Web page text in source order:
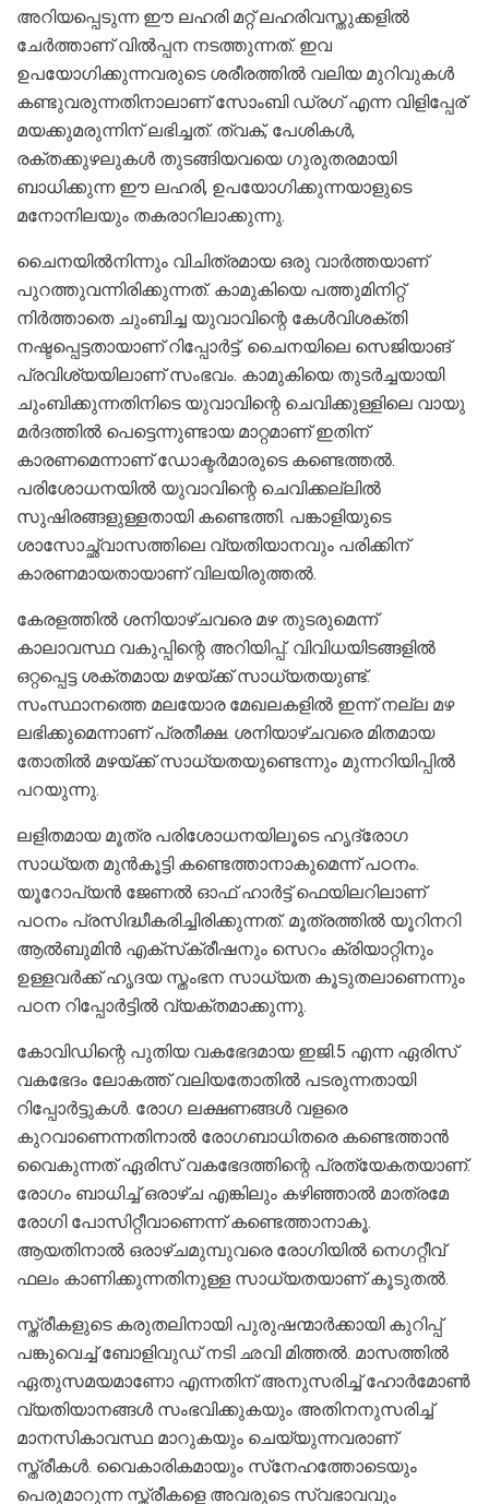
അറിയപ്പെടുന്ന ഈ ലഹരി മറ്റ് ലഹരിവസ്തുക്കളില്‍
ചേര്‍ത്താണ് വില്‍പ്പന നടത്തുന്നത്. ഇവ
ഉപയോഗിക്കുന്നവരുടെ ശരീരത്തില്‍ വലിയ മുറിവുകള്‍
കണ്ടുവരുന്നതിനാലാണ് സോംബി ഡ്രഗ് എന്ന വിളിപ്പേര്
മയക്കുമരുന്നിന് ലഭിച്ചത്. ത്വക്, പേശികള്‍,
രക്തക്കുഴലുകള്‍ തുടങ്ങിയവയെ ഗുരുതരമായി
ബാധിക്കുന്ന ഈ ലഹരി, ഉപയോഗിക്കുന്നയാളുടെ
മനോനിലയും തകരാറിലാക്കുന്നു.
ചൈനയില്‍നിന്നും വിചിത്രമായ ഒരു വാര്‍ത്തയാണ്
പുറത്തുവന്നിരിക്കുന്നത്. കാമുകിയെ പത്തുമിനിറ്റ്
നിര്‍ത്താതെ ചുംബിച്ച യുവാവിന്റെ കേള്‍വിശക്തി
നഷ്ടപ്പെട്ടതായാണ് റിപ്പോര്‍ട്ട്. ചൈനയിലെ സെജിയാങ്
പ്രവിശ്യയിലാണ് സംഭവം. കാമുകിയെ തുടര്‍ച്ചയായി
ചുംബിക്കുന്നതിനിടെ യുവാവിന്റെ ചെവിക്കുള്ളിലെ വായു
മര്‍ദത്തില്‍ പെട്ടെന്നുണ്ടായ മാറ്റമാണ് ഇതിന്
കാരണമെന്നാണ് ഡോക്ടര്‍മാരുടെ കണ്ടെത്തല്‍.
പരിശോധനയില്‍ യുവാവിന്റെ ചെവിക്കല്ലില്‍
സുഷിരങ്ങളുള്ളതായി കണ്ടെത്തി. പങ്കാളിയുടെ
ശാസോച്ഛ്വാസത്തിലെ വ്യതിയാനവും പരിക്കിന്
കാരണമായതായാണ് വിലയിരുത്തല്‍.
കേരളത്തില്‍ ശനിയാഴ്ചവരെ മഴ തുടരുമെന്ന്
കാലാവസ്ഥ വകുപ്പിന്റെ അറിയിപ്പ്. വിവിധയിടങ്ങളില്‍
ഒറ്റപ്പെട്ട ശക്തമായ മഴയ്ക്ക് സാധ്യതയുണ്ട്.
സംസ്ഥാനത്തെ മലയോര മേഖലകളില്‍ ഇന്ന് നല്ല മഴ
ലഭിക്കുമെന്നാണ് പ്രതീക്ഷ. ശനിയാഴ്ചവരെ മിതമായ
തോതില്‍ മഴയ്ക്ക് സാധ്യതയുണ്ടെന്നും മുന്നറിയിപ്പില്‍
പറയുന്നു.
ലളിതമായ മൂത്ര പരിശോധനയിലൂടെ ഹൃദ്‌രോഗ
സാധ്യത മുന്‍കൂട്ടി കണ്ടെത്താനാകുമെന്ന് പഠനം.
യൂറോപ്യന്‍ ജേണല്‍ ഓഫ് ഹാര്‍ട്ട് ഫെയിലറിലാണ്
പഠനം പ്രസിദ്ധീകരിച്ചിരിക്കുന്നത്. മൂത്രത്തില്‍ യൂറിനറി
ആല്‍ബുമിന്‍ എക്‌സ്‌ക്രീഷനും സെറം ക്രിയാറ്റിനും
ഉള്ളവര്‍ക്ക് ഹൃദയ സ്തംഭന സാധ്യത കൂടുതലാണെന്നും
പഠന റിപ്പോര്‍ട്ടില്‍ വ്യക്തമാക്കുന്നു.
കോവിഡിന്റെ പുതിയ വകഭേദമായ ഇജി.5 എന്ന ഏരിസ്
വകഭേദം ലോകത്ത് വലിയതോതില്‍ പടരുന്നതായി
റിപ്പോര്‍ട്ടുകള്‍. രോഗ ലക്ഷണങ്ങള്‍ വളരെ
കുറവാണെന്നതിനാല്‍ രോഗബാധിതരെ കണ്ടെത്താന്‍
വൈകുന്നത് ഏരിസ് വകഭേദത്തിന്റെ പ്രത്യേകതയാണ്.
രോഗം ബാധിച്ച് ഒരാഴ്ച എങ്കിലും കഴിഞ്ഞാല്‍ മാത്രമേ
രോഗി പോസിറ്റീവാണെന്ന് കണ്ടെത്താനാകൂ.
ആയതിനാല്‍ ഒരാഴ്ചമുമ്പുവരെ രോഗിയില്‍ നെഗറ്റീവ്
ഫലം കാണിക്കുന്നതിനുള്ള സാധ്യതയാണ് കൂടുതല്‍.
സ്ത്രീകളുടെ കരുതലിനായി പുരുഷന്മാര്‍ക്കായി കുറിപ്പ്
പങ്കുവെച്ച് ബോളിവുഡ് നടി ഛവി മിത്തല്‍. മാസത്തില്‍
ഏതുസമയമാണോ എന്നതിന് അനുസരിച്ച് ഹോര്‍മോണ്‍
വ്യതിയാനങ്ങള്‍ സംഭവിക്കുകയും അതിനനുസരിച്ച്
മാനസികാവസ്ഥ മാറുകയും ചെയ്യുന്നവരാണ്
സ്ത്രീകള്‍. വൈകാരികമായും സ്‌നേഹത്തോടെയും
പെരുമാറുന്ന സ്ത്രീകളെ അവരുടെ സ്വഭാവവും